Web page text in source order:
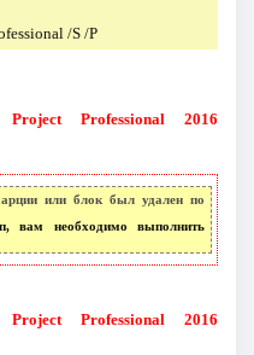
/S /P
Professional 2016
или блок был удален по
вам необходимо выполнить
Professional 2016